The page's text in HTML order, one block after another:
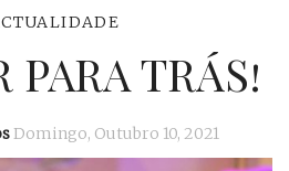
TRÁS!
Domingo, Outubro 10, 2021